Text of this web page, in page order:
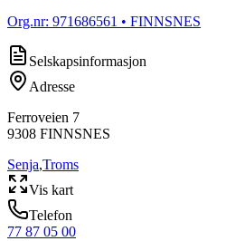
Org.nr: 971686561 • FINNSNES
Selskapsinformasjon
Adresse
Ferroveien 7
9308 FINNSNES
Senja,Troms
Vis kart
Telefon
77 87 05 00